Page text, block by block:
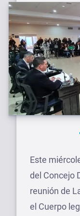
Este
del Concejo
reunión de
el Cuerpo